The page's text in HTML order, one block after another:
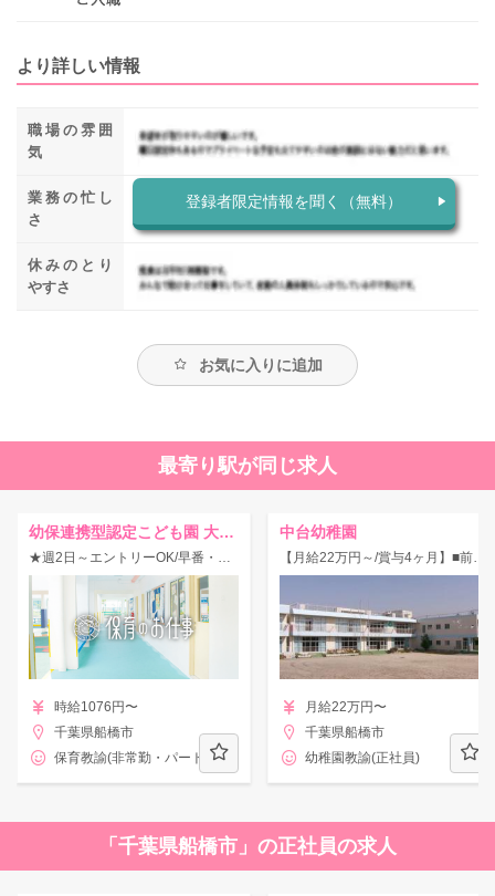
より詳しい情報
職場の雰囲
気
業務の忙し
さ
休みのとり
やすさ
登録者限定情報を聞く（無料）
お気に入りに追加
最寄り駅が同じ求人
幼保連携型認定こども園 大浜幼稚園
★週2日～エントリーOK/早番・遅番あり★ご家庭の事情など勤務時間の相談もOK♪
時給1076円〜
千葉県船橋市
保育教諭(非常勤・パート)
中台幼稚園
【月給22万円～/賞与4ヶ月】■前原駅/自然に力まず子どもの成長を楽しみにしている環境の幼稚園！
月給22万円〜
千葉県船橋市
幼稚園教諭(正社員)
「千葉県船橋市」の正社員の求人